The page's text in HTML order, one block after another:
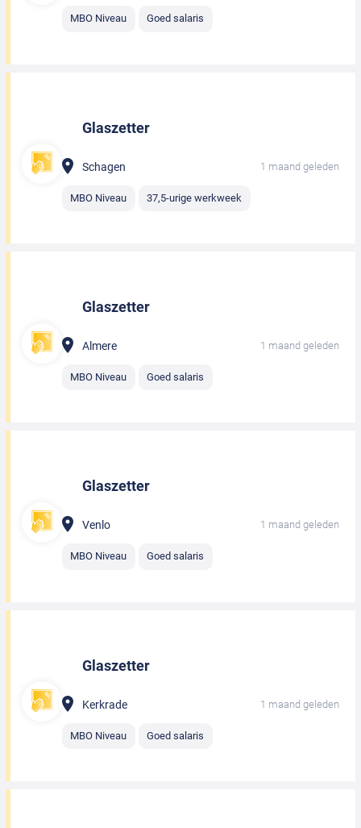
MBO Niveau Goed salaris
Glaszetter
Schagen 1 maand geleden
MBO Niveau 37,5-urige werkweek
Glaszetter
Almere 1 maand geleden
MBO Niveau Goed salaris
Glaszetter
Venlo 1 maand geleden
MBO Niveau Goed salaris
Glaszetter
Kerkrade 1 maand geleden
MBO Niveau Goed salaris